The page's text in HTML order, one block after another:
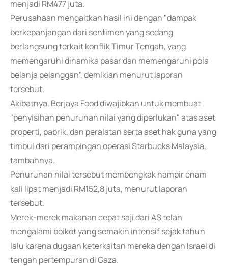
menjadi RM477 juta.
Perusahaan mengaitkan hasil ini dengan "dampak
berkepanjangan dari sentimen yang sedang
berlangsung terkait konflik Timur Tengah, yang
memengaruhi dinamika pasar dan memengaruhi pola
belanja pelanggan", demikian menurut laporan
tersebut.
Akibatnya, Berjaya Food diwajibkan untuk membuat
"penyisihan penurunan nilai yang diperlukan" atas aset
properti, pabrik, dan peralatan serta aset hak guna yang
timbul dari perampingan operasi Starbucks Malaysia,
tambahnya.
Penurunan nilai tersebut membengkak hampir enam
kali lipat menjadi RM152,8 juta, menurut laporan
tersebut.
Merek-merek makanan cepat saji dari AS telah
mengalami boikot yang semakin intensif sejak tahun
lalu karena dugaan keterkaitan mereka dengan Israel di
tengah pertempuran di Gaza.